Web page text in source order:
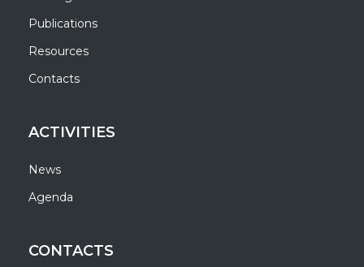
Publications
Resources
Contacts
ACTIVITIES
News
Agenda
CONTACTS